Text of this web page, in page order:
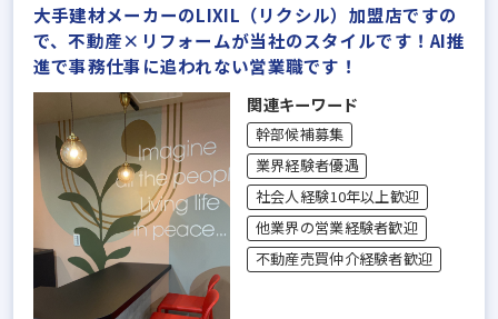
大手建材メーカーのLIXIL（リクシル）加盟店ですの
で、不動産×リフォームが当社のスタイルです！AI推
進で事務仕事に追われない営業職です！
関連キーワード
幹部候補募集
業界経験者優遇
社会人経験10年以上歓迎
他業界の営業経験者歓迎
不動産売買仲介経験者歓迎